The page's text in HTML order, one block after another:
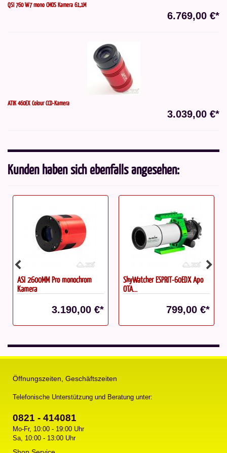
QSI 760 W7 mono CMOS Kamera 61,1M
6.769,00 €*
ATIK 460EX Colour CCD-Kamera
3.039,00 €*
Kunden haben sich ebenfalls angesehen:
ASI 2600MM Pro monochrom
Kamera
3.190,00 €*
SkyWatcher ESPRIT-60EDX Apo
OTA...
799,00 €*
Öffnungszeiten, Geschäftszeiten
Telefonische Unterstützung und Beratung unter:
0821 - 414081
Mo-Fr, 10:00 - 19:00 Uhr
Sa, 10:00 - 13:00 Uhr